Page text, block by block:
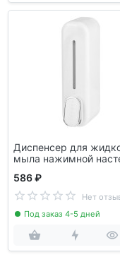
Диспенсер для
мыла нажимной
КОТ 107869
586 ₽
Нет
Под заказ 4-5 дней